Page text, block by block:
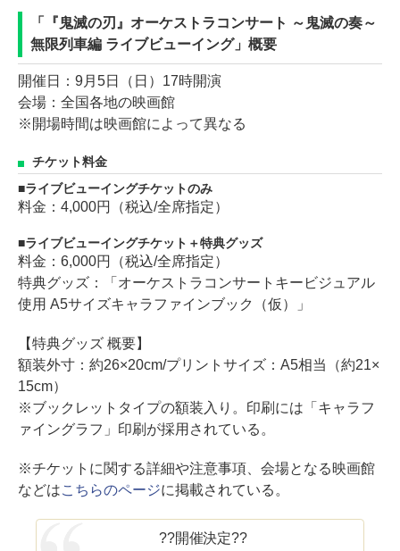
「『鬼滅の刃』オーケストラコンサート ～鬼滅の奏～
無限列車編 ライブビューイング」概要
開催日：9月5日（日）17時開演
会場：全国各地の映画館
※開場時間は映画館によって異なる
チケット料金
ライブビューイングチケットのみ
料金：4,000円（税込/全席指定）
ライブビューイングチケット＋特典グッズ
料金：6,000円（税込/全席指定）
特典グッズ：「オーケストラコンサートキービジュアル
使用 A5サイズキャラファインブック（仮）」
【特典グッズ 概要】
額装外寸：約26×20cm/プリントサイズ：A5相当（約21×
15cm）
※ブックレットタイプの額装入り。印刷には「キャラフ
ァイングラフ」印刷が採用されている。
※チケットに関する詳細や注意事項、会場となる映画館
などはこちらのページに掲載されている。
??開催決定??